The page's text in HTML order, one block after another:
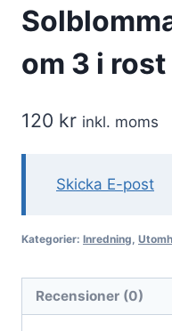
om 3 i rost
120 kr inkl. moms
Skicka E-post
Kategorier: Inredning,
Recensioner (0)